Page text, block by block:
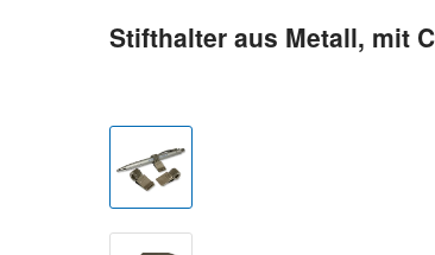
Stifthalter aus Metall, mit